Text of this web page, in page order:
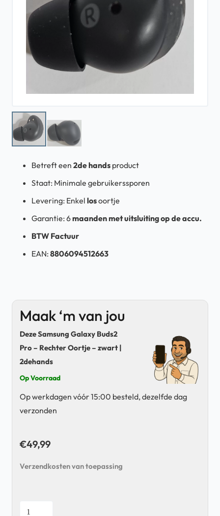
Betreft een 2de hands product
Staat: Minimale gebruikerssporen
Levering: Enkel losoortje
Garantie: 6maanden met uitsluiting op de accu.
BTW Factuur
EAN: 8806094512663
Maak ‘m van jou
Deze Samsung Galaxy Buds2
Pro – Rechter Oortje – zwart |
2dehands
Op Voorraad
Op werkdagen vóór 15:00 besteld, dezelfde dag
verzonden
€49,99
Verzendkosten van toepassing
Samsung